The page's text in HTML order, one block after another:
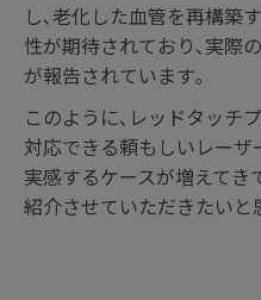
し､老化した血管を再構築
性が期待されており､実際
が報告されています｡
このように､レッドタッチ
対応できる頼もしいレーザ
実感するケースが増えてき
紹介させていただきたいと